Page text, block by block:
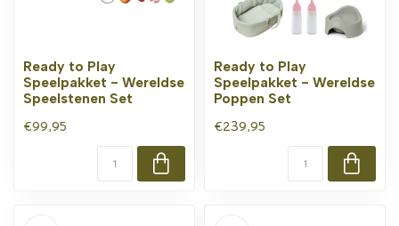
Ready to Play
Speelpakket - Wereldse
Speelstenen Set
€99,95
Ready to Play
Speelpakket - Wereldse
Poppen Set
€239,95